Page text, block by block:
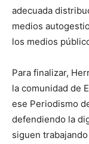
adecuada
medios
los medios
Para finalizar,
la comunidad de
ese Periodismo
defendiendo la
siguen